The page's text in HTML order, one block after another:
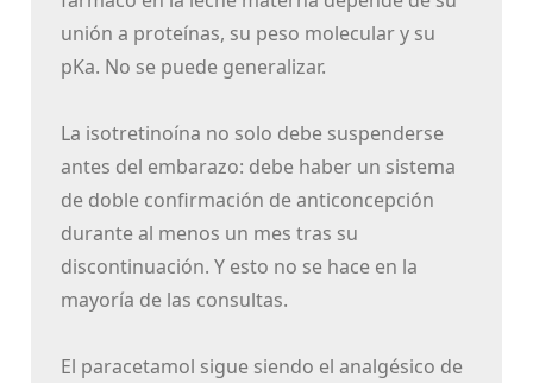
unión a proteínas, su peso molecular y su
pKa. No se puede generalizar.
La isotretinoína no solo debe suspenderse
antes del embarazo: debe haber un sistema
de doble confirmación de anticoncepción
durante al menos un mes tras su
discontinuación. Y esto no se hace en la
mayoría de las consultas.
El paracetamol sigue siendo el analgésico de